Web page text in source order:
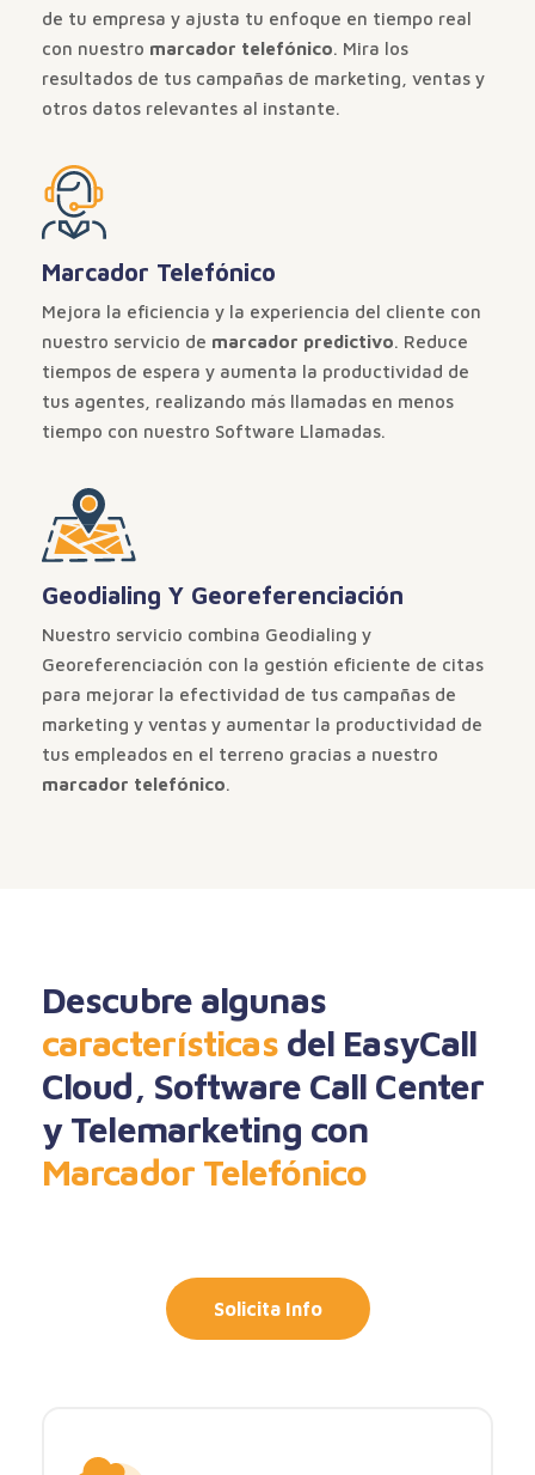
de tu empresa y ajusta tu enfoque en tiempo real
con nuestro marcador telefónico. Mira los
resultados de tus campañas de marketing, ventas y
otros datos relevantes al instante.
Marcador Telefónico
Mejora la eficiencia y la experiencia del cliente con
nuestro servicio de marcador predictivo. Reduce
tiempos de espera y aumenta la productividad de
tus agentes, realizando más llamadas en menos
tiempo con nuestro Software Llamadas.
Geodialing Y Georeferenciación
Nuestro servicio combina Geodialing y
Georeferenciación con la gestión eficiente de citas
para mejorar la efectividad de tus campañas de
marketing y ventas y aumentar la productividad de
tus empleados en el terreno gracias a nuestro
marcador telefónico.
Descubre algunas
característicasdel EasyCall
Cloud, Software Call Center
y Telemarketing con
Marcador Telefónico
Solicita Info